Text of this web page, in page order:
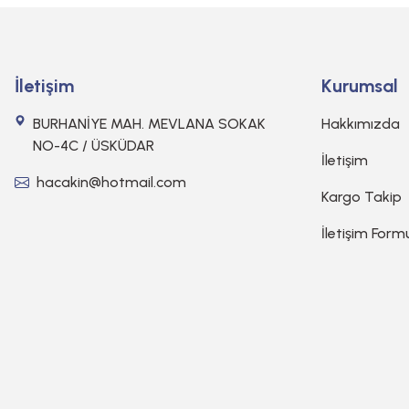
İletişim
BURHANİYE MAH. MEVLANA SOKAK
NO-4C / ÜSKÜDAR
hacakin@hotmail.com
Kurumsal
Hakkımızda
İletişim
Kargo Takip
İletişim